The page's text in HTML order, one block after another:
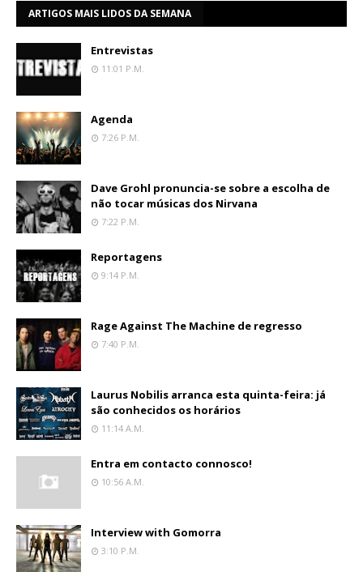
ARTIGOS MAIS LIDOS DA SEMANA
Entrevistas
11:01 P.m.
Agenda
7:26 P.m.
Dave Grohl pronuncia-se sobre a escolha de
não tocar músicas dos Nirvana
7:22 P.m.
Reportagens
9:14 P.m.
Rage Against The Machine de regresso
7:40 P.m.
Laurus Nobilis arranca esta quinta-feira: já
são conhecidos os horários
11:14 A.m.
Entra em contacto connosco!
10:56 A.m.
Interview with Gomorra
3:10 P.m.